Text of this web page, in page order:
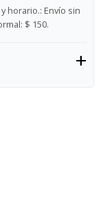
horario.: Envío sin
$ 150.